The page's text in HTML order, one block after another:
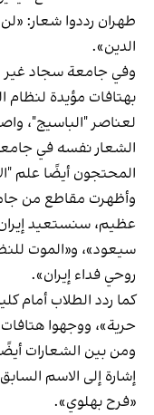
طهران رددوا شعار:
الدين».
وفي جامعة سجاد غير
بهتافات مؤيدة لنظام
لعناصر "الباسيج"،
الشعار نفسه في
المحتجون أيضًا علم
وأظهرت مقاطع من
عظيم، سنستعيد
سيعود»، و«الموت
روحي فداء إيران».
كما ردد الطلاب أمام
حرية»، ووجهوا
ومن بين الشعارات
«فرح بهلوي».